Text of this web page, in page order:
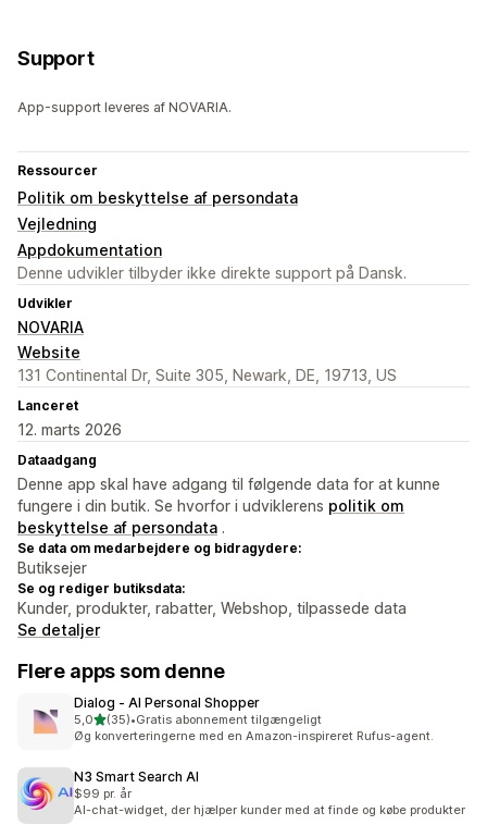
Support
App-support leveres af NOVARIA.
Ressourcer
Politik om beskyttelse af persondata
Vejledning
Appdokumentation
Denne udvikler tilbyder ikke direkte support på Dansk.
Udvikler
NOVARIA
Website
131 Continental Dr, Suite 305, Newark, DE, 19713, US
Lanceret
12. marts 2026
Dataadgang
Denne app skal have adgang til følgende data for at kunne
fungere i din butik. Se hvorfor i udviklerens politik om
beskyttelse af persondata .
Se data om medarbejdere og bidragydere:
Butiksejer
Se og rediger butiksdata:
Kunder, produkter, rabatter, Webshop, tilpassede data
Se detaljer
Flere apps som denne
Dialog ‑ AI Personal Shopper
5,0ud af 5 stjerner
(35)
35 anmeldelser i alt
•Gratis abonnement tilgængeligt
Øg konverteringerne med en Amazon-inspireret Rufus-agent.
N3 Smart Search AI
$99 pr. år
AI-chat-widget, der hjælper kunder med at finde og købe produkter